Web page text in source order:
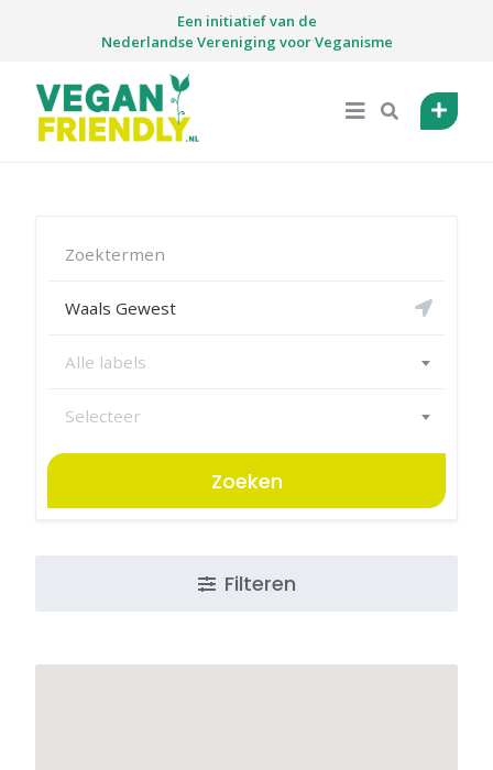
Een initiatief van de
Nederlandse Vereniging voor Veganisme
Alle labels
Selecteer
Zoeken
Filteren